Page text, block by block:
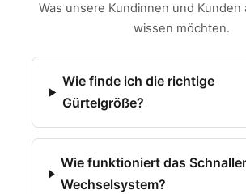
Was unsere Kundinnen und Kunden
wissen möchten.
Wie finde ich die richtige
Gürtelgröße?
Wie funktioniert das
Wechselsystem?